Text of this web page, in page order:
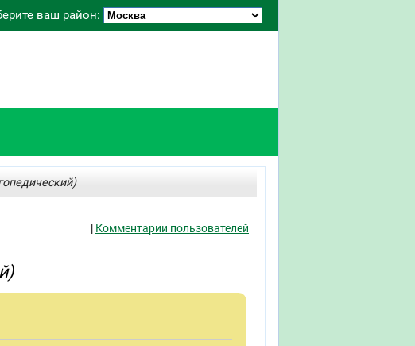
ваш район:
| Комментарии пользователей